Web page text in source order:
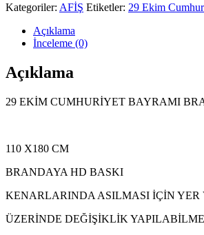
Kategoriler: AFİŞ Etiketler: 29 Ekim
Açıklama
İnceleme (0)
Açıklama
29 EKİM CUMHURİYET BAYRAMI
110 X180 CM
BRANDAYA HD BASKI
KENARLARINDA ASILMASI İÇİN YER
ÜZERİNDE DEĞİŞİKLİK